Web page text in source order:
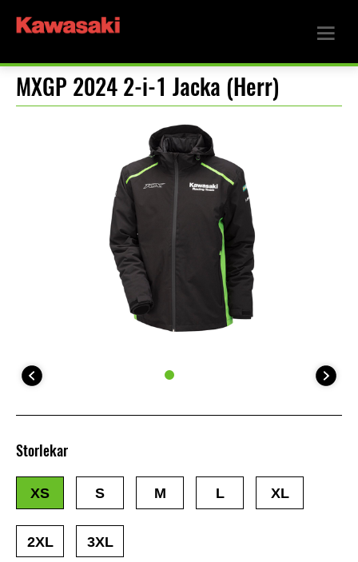
MXGP 2024 2-i-1 Jacka (Herr)
Storlekar
XS S M L XL
2XL 3XL